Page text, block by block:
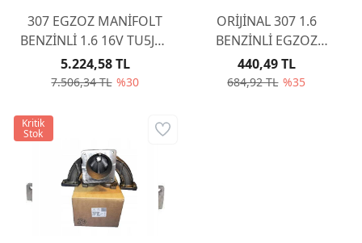
307 EGZOZ MANİFOLT
BENZİNLİ 1.6 16V TU5JP4
0341G2
7.506,34 TL %30
5.224,58 TL
ORİJİNAL 307 1.6
BENZİNLİ EGZOZ
KATALİZÖR CONTASI
KARE 170933
684,92 TL %35
440,49 TL
Kritik
Stok